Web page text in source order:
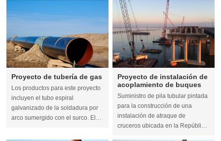
puerto.
acuerdo con API Spec. 2B.
Proyecto de tubería de gas
Los productos para este proyecto
incluyen el tubo espiral
galvanizado de la soldadura por
arco sumergido con el surco. El
Proyecto de instalación de
acoplamiento de buques
Suministro de pila tubular pintada
para la construcción de una
instalación de atraque de
cruceros ubicada en la República